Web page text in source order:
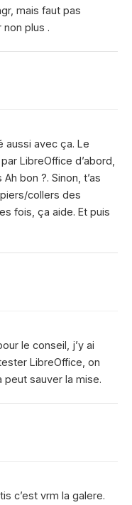
mais faut pas
plus .
aussi avec ça. Le
LibreOffice d’abord,
bon ?. Sinon, t’as
collers des
fois, ça aide. Et puis
le conseil, j’y ai
LibreOffice, on
peut sauver la mise.
c’est vrm la galere.